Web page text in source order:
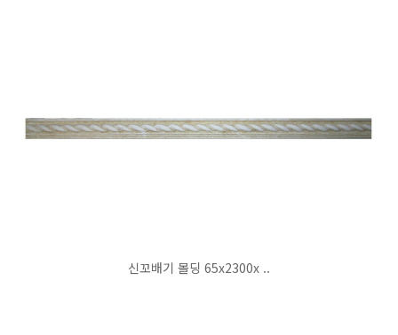
신꼬배기 몰딩 65x2300x ..